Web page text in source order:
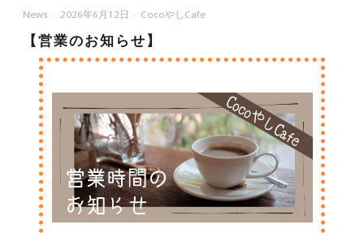
News 2026年6月12日 CocoやしCafe
【営業のお知らせ】